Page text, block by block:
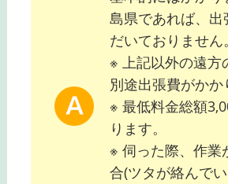
島県であれば、出
だいておりません。
※ 上記以外の遠方
別途出張費がかか
※ 最低料金総額
ります。
※ 伺った際、作業
合(ツタが絡んで